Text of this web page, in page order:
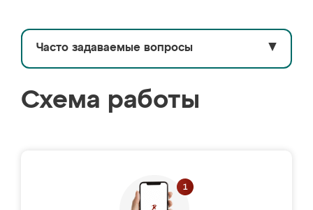
Часто задаваемые вопросы ▼
Схема работы